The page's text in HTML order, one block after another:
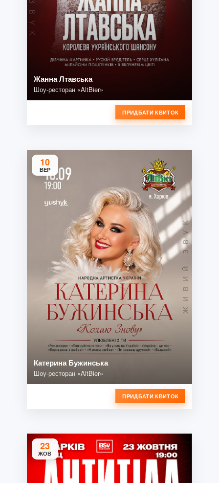
Жанна Лтавська
Шоу-ресторан «AltBier»
ПРИДБАТИ КВИТОК
10
ВЕР
Катерина Бужинська
Шоу-ресторан «AltBier»
ПРИДБАТИ КВИТОК
23
ЖОВ